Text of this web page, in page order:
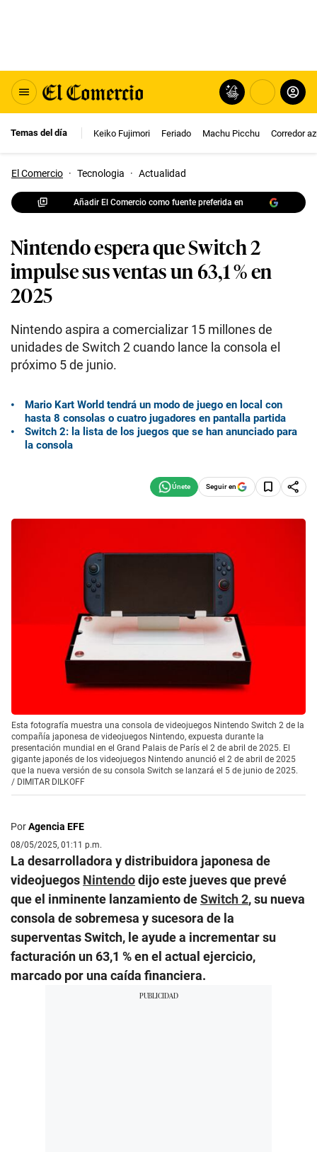
Temas del día Keiko Fujimori Feriado Machu Picchu Corredor
El Comercio · Tecnologia · Actualidad
Añadir El Comercio como fuente preferida en
Nintendo espera que Switch 2
impulse sus ventas un 63,1 % en
2025
Nintendo aspira a comercializar 15 millones de
unidades de Switch 2 cuando lance la consola el
próximo 5 de junio.
Mario Kart World tendrá un modo de juego en local con
hasta 8 consolas o cuatro jugadores en pantalla partida
Switch 2: la lista de los juegos que se han anunciado para
la consola
Seguir en
Esta fotografía muestra una consola de videojuegos Nintendo Switch 2 de la
compañía japonesa de videojuegos Nintendo, expuesta durante la
presentación mundial en el Grand Palais de París el 2 de abril de 2025. El
gigante japonés de los videojuegos Nintendo anunció el 2 de abril de 2025
que la nueva versión de su consola Switch se lanzará el 5 de junio de 2025.
/ DIMITAR DILKOFF
PorAgencia EFE
08/05/2025, 01:11 p.m.
La desarrolladora y distribuidora japonesa de
videojuegos Nintendodijo este jueves que prevé
que el inminente lanzamiento deSwitch 2, su nueva
consola de sobremesa y sucesora de la
superventas Switch, le ayude a incrementar su
facturación un 63,1 % en el actual ejercicio,
marcado por una caída financiera.